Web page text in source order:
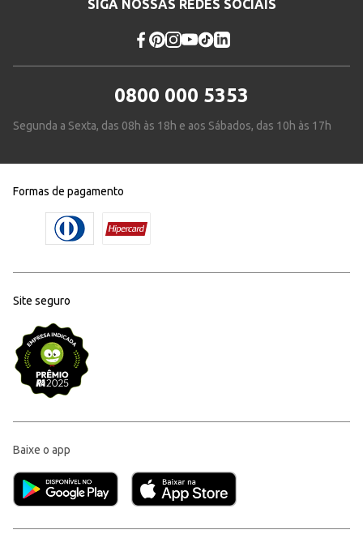
SIGA NOSSAS REDES SOCIAIS
0800 000 5353
Segunda a Sexta, das 08h às 18h e aos Sábados, das 10h às 17h
Formas de pagamento
Site seguro
Baixe o app